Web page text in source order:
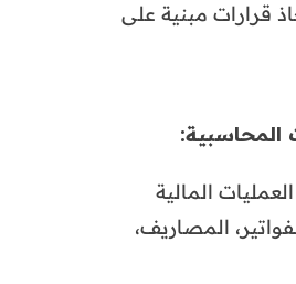
قرارات مبنية على
المحاسبية:
المالية
المصاريف،